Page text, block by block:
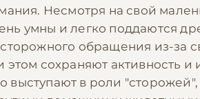
Несмотря на свой
умны и легко поддаются
обращения из-за
сохраняют активность
выступают в роли